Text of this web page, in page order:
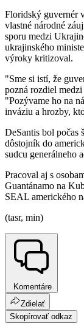
Floridský guvernér
vlastné národné
sporu medzi
ukrajinského
výroky kritizoval.
"Sme si istí, že
pozná rozdiel
"Pozývame ho na
inváziu a hrozby,
DeSantis bol počas
dôstojník do
sudcu generálneho
Pracoval aj s
Guantánamo na
SEAL amerického
(tasr, min)
Komentáre
Zdielať
Skopírovať odkaz